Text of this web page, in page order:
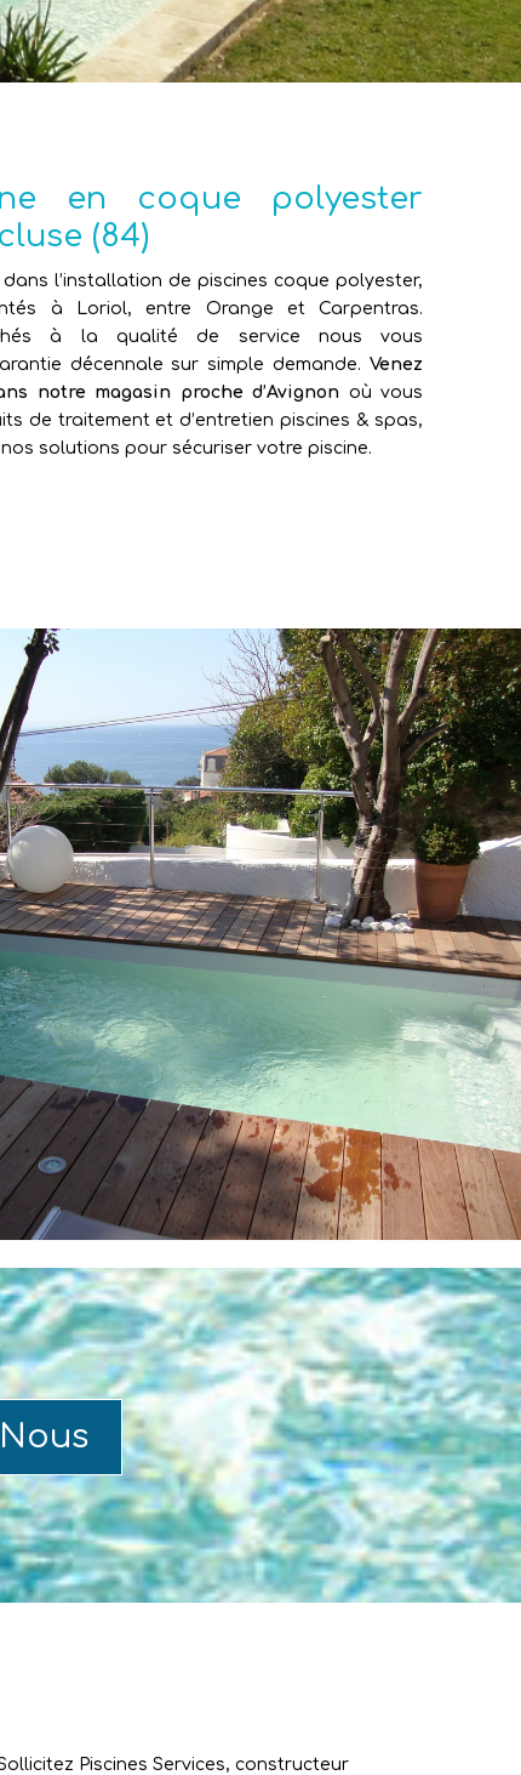
en coque polyester
(84)
dans l’installation de piscines coque polyester,
à Loriol, entre Orange et Carpentras.
à la qualité de service nous vous
décennale sur simple demande.Venez
notre magasin proche d’Avignon où vous
de traitement et d’entretien piscines & spas,
solutions pour sécuriser votre piscine.
Piscines Services, constructeur